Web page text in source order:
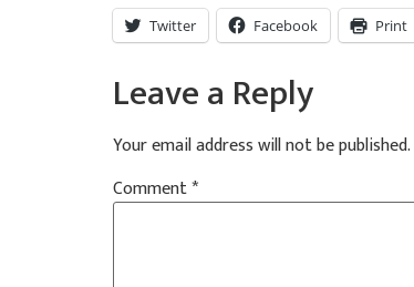
Twitter Facebook Print
Leave a Reply
Your email address will not be published.
Comment*